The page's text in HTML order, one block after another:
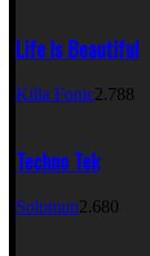
Life Is Beautiful
Killa Fonic2.788
Techno Tek
Solomun2.680